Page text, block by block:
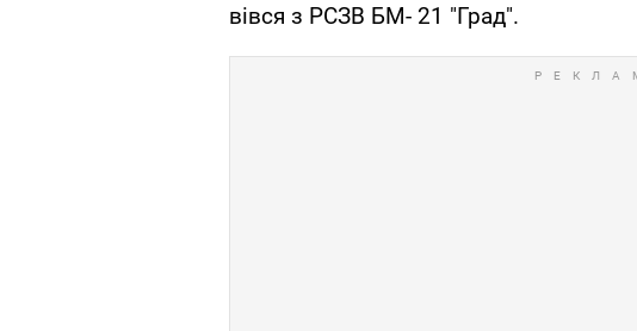
вівся з РСЗВ БМ- 21 "Град".